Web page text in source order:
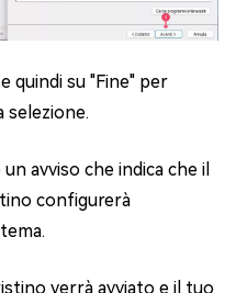
e quindi su "Fine" per
selezione.
avviso che indica che il
configurerà
verrà avviato e il tuo